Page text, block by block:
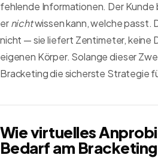
fehlende Informationen. Der Kunde
ernichtwissen kann, welche passt.
nicht — sie liefert Zentimeter, keine
eigenen Körper. Solange dieser
Bracketing die sicherste Strategie
Wie virtuelles
Bedarf am